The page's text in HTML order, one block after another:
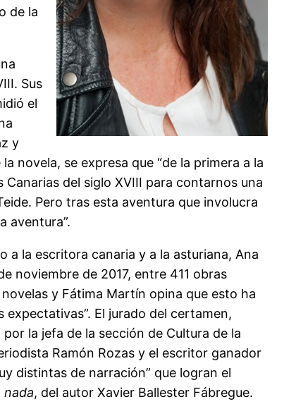
de la
Sus
el
y
novela, se expresa que “de la primera a la
del siglo XVIII para contarnos una
Pero tras esta aventura que involucra
aventura”.
a la escritora canaria y a la asturiana, Ana
noviembre de 2017, entre 411 obras
y Fátima Martín opina que esto ha
El jurado del certamen,
la jefa de la sección de Cultura de la
Ramón Rozas y el escritor ganador
distintas de narración” que logran el
nada, del autor Xavier Ballester Fábregue.